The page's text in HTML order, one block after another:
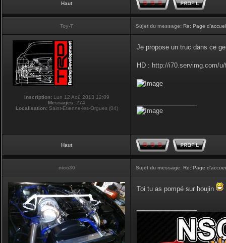
Haut
Toy-T Sujet du message: Re: Page
Inscription:Lun 12 Aoû 2013 12:09
Messages: 274
Localisation:Saint-Etienne-les-Orgues (04)
Je propose un truc dans ce
HD : http://i70.servimg.com/
Haut
nico30 Sujet du message: Re: Page
Toi tu as pompé sur houjin